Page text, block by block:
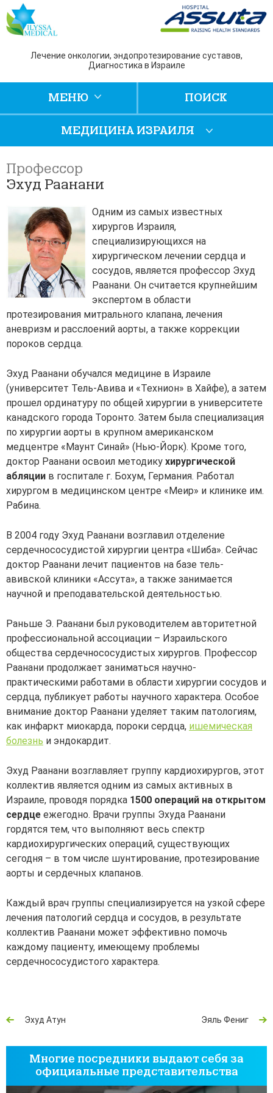
Лечение онкологии, эндопротезирование суставов,
Диагностика в Израиле
ПОИСК
МЕНЮ
Профессор
Эхуд Раанани
Одним из самых известных
хирургов Израиля,
специализирующихся на
хирургическом лечении сердца и
сосудов, является профессор Эхуд
Раанани. Он считается крупнейшим
экспертом в области
протезирования митрального клапана, лечения
аневризм и расслоений аорты, а также коррекции
пороков сердца.
Эхуд Раанани обучался медицине в Израиле
(университет Тель-Авива и «Технион» в Хайфе), а затем
прошел ординатуру по общей хирургии в университете
канадского города Торонто. Затем была специализация
по хирургии аорты в крупном американском
медцентре «Маунт Синай» (Нью-Йорк). Кроме того,
доктор Раанани освоил методику хирургической
абляции в госпитале г. Бохум, Германия. Работал
хирургом в медицинском центре «Меир» и клинике им.
Рабина.
В 2004 году Эхуд Раанани возглавил отделение
сердечнососудистой хирургии центра «Шиба». Сейчас
доктор Раанани лечит пациентов на базе тель-
авивской клиники «Ассута», а также занимается
научной и преподавательской деятельностью.
Раньше Э. Раанани был руководителем авторитетной
профессиональной ассоциации – Израильского
общества сердечнососудистых хирургов. Профессор
Раанани продолжает заниматься научно-
практическими работами в области хирургии сосудов и
сердца, публикует работы научного характера. Особое
внимание доктор Раанани уделяет таким патологиям,
как инфаркт миокарда, пороки сердца, ишемическая
болезнь и эндокардит.
Эхуд Раанани возглавляет группу кардиохирургов, этот
коллектив является одним из самых активных в
Израиле, проводя порядка 1500 операций на открытом
сердце ежегодно. Врачи группы Эхуда Раанани
гордятся тем, что выполняют весь спектр
кардиохирургических операций, существующих
сегодня – в том числе шунтирование, протезирование
аорты и сердечных клапанов.
Каждый врач группы специализируется на узкой сфере
лечения патологий сердца и сосудов, в результате
коллектив Раанани может эффективно помочь
каждому пациенту, имеющему проблемы
сердечнососудистого характера.
Эяль Фениг
Эхуд Атун
Многие посредники выдают себя за
официальные представительства
МЕДИЦИНА ИЗРАИЛЯ